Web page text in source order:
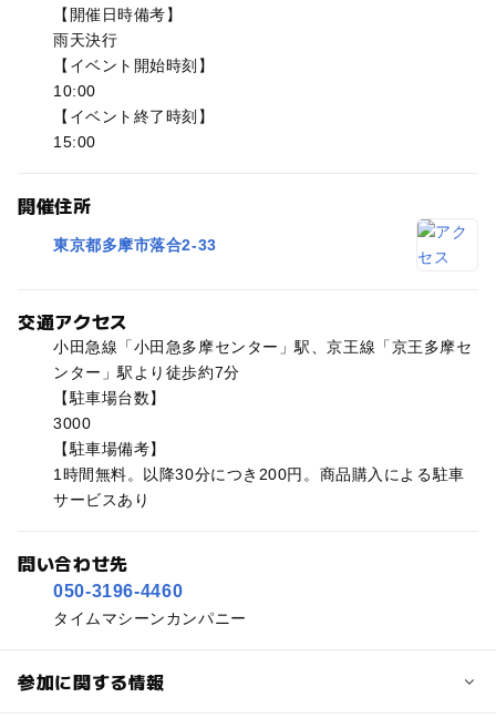
【開催日時備考】
雨天決行
【イベント開始時刻】
10:00
【イベント終了時刻】
15:00
開催住所
東京都多摩市落合2-33
交通アクセス
小田急線「小田急多摩センター」駅、京王線「京王多摩セ
ンター」駅より徒歩約7分
【駐車場台数】
3000
【駐車場備考】
1時間無料。以降30分につき200円。商品購入による駐車
サービスあり
問い合わせ先
050-3196-4460
タイムマシーンカンパニー
参加に関する情報